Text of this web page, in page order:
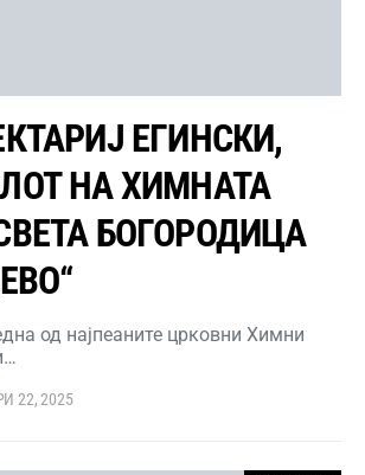
ЕГИНСКИ,
НА ХИМНАТА
БОГОРОДИЦА
од најпеаните црковни Химни
22, 2025